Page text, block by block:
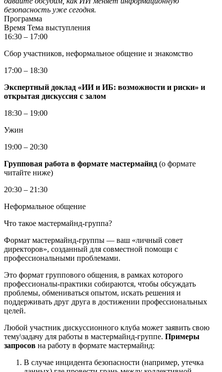
безопасность уже сегодня.
Программа
Время Тема выступления
16:30 – 17:00
Сбор участников, неформальное общение и знакомство
17:00 – 18:30
Экспертный доклад «ИИ и ИБ: возможности и риски» и
открытая дискуссия с залом
18:30 – 19:00
Ужин
19:00 – 20:30
Групповая работа в формате мастермайнд (о формате
читайте ниже)
20:30 – 21:30
Неформальное общение
Что такое мастермайнд-группа?
Формат мастермайнд-группы — ваш «личный совет
директоров», созданный для совместной помощи с
профессиональными проблемами.
Это формат группового общения, в рамках которого
профессионалы-практики собираются, чтобы обсуждать
проблемы, обмениваться опытом, искать решения и
поддерживать друг друга в достижении профессиональных
целей.
Любой участник дискуссионного клуба может заявить свою
тему\задачу для работы в мастермайнд-группе. Примеры
запросов на работу в формате мастермайнд:
В случае инцидента безопасности (например, утечка